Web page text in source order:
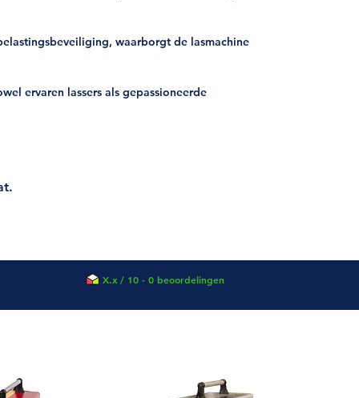
waarborgt de lasmachine
ervaren lassers als gepassioneerde
X.x / 10 - 0 beoordelingen